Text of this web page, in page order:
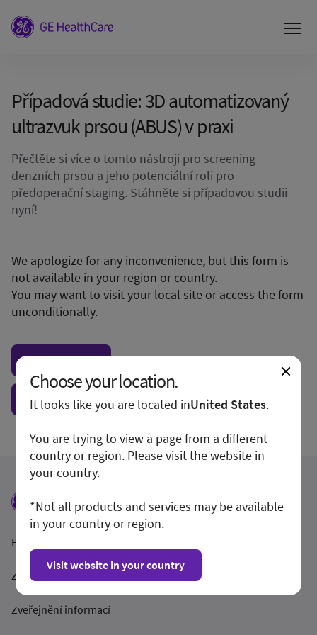
Případová studie: 3D automatizovaný
ultrazvuk prsou (ABUS) v praxi
Přečtěte si více o tomto nástroji pro screening
denzních prsou a jeho potenciální roli pro
předoperační staging. Stáhněte si případovou studii
nyní!
We apologize for any inconvenience, but this form is
not available in your region or country.
You may want to visit your local site or access the form
unconditionally.
Visit local site
Show form unconditionally
Podmínky a pravidla
Zásady ochrany osobních údajů
Zveřejnění informací
Choose your location.
It looks like you are located inUnited States.
You are trying to view a page from a different
country or region. Please visit the website in
your country.
*Not all products and services may be available
in your country or region.
Visit website in your country